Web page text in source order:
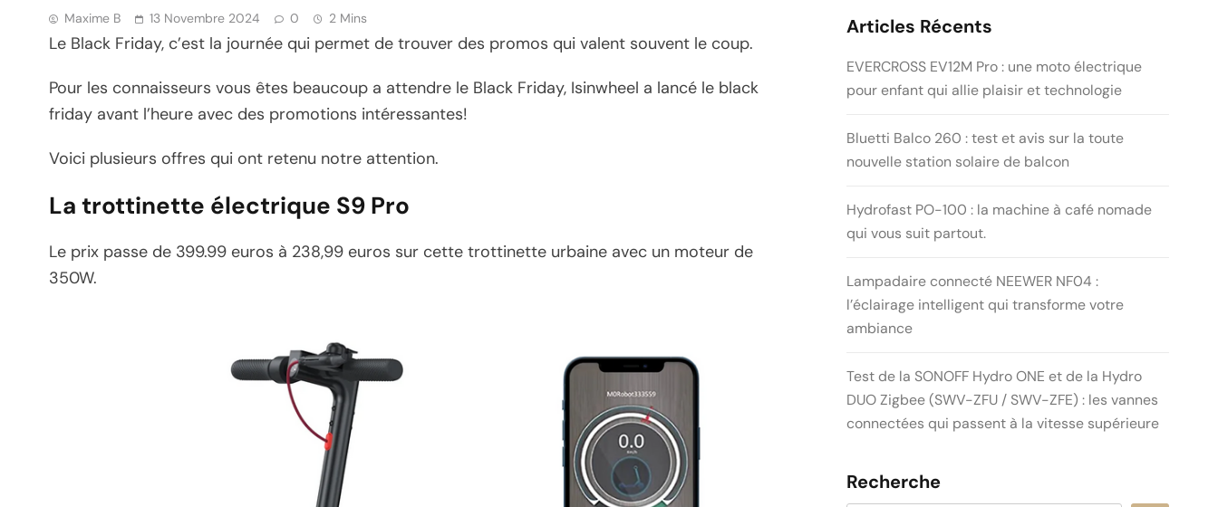
Maxime B 13 Novembre 2024 0 2 Mins
Le Black Friday, c’est la journée qui permet de trouver des promos qui valent souvent le coup.
Pour les connaisseurs vous êtes beaucoup a attendre le Black Friday, Isinwheel a lancé le black
friday avant l’heure avec des promotions intéressantes!
Voici plusieurs offres qui ont retenu notre attention.
La trottinette électrique S9 Pro
Le prix passe de 399.99 euros à 238,99 euros sur cette trottinette urbaine avec un moteur de
350W.
Articles Récents
EVERCROSS EV12M Pro : une moto électrique
pour enfant qui allie plaisir et technologie
Bluetti Balco 260 : test et avis sur la toute
nouvelle station solaire de balcon
Hydrofast PO-100 : la machine à café nomade
qui vous suit partout.
Lampadaire connecté NEEWER NF04 :
l’éclairage intelligent qui transforme votre
ambiance
Test de la SONOFF Hydro ONE et de la Hydro
DUO Zigbee (SWV-ZFU / SWV-ZFE) : les vannes
connectées qui passent à la vitesse supérieure
Recherche